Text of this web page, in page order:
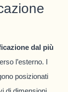
dal più
l’esterno. I
posizionati